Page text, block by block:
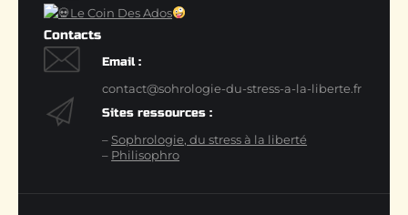
Le Coin Des Ados
Contacts
Email :
contact@sohrologie-du-stress-a-la-liberte.fr
Sites ressources :
– Sophrologie, du stress à la liberté
– Philisophro